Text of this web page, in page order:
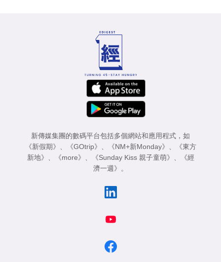
新傳媒集團的數碼平台包括多個網站和應用程式，如
《新假期》 、 《GOtrip》 、 《NM+新Monday》 、
《東方
新地》 、 《more》 、 《Sunday Kiss 親子童萌》 、
《經
濟一週》 。